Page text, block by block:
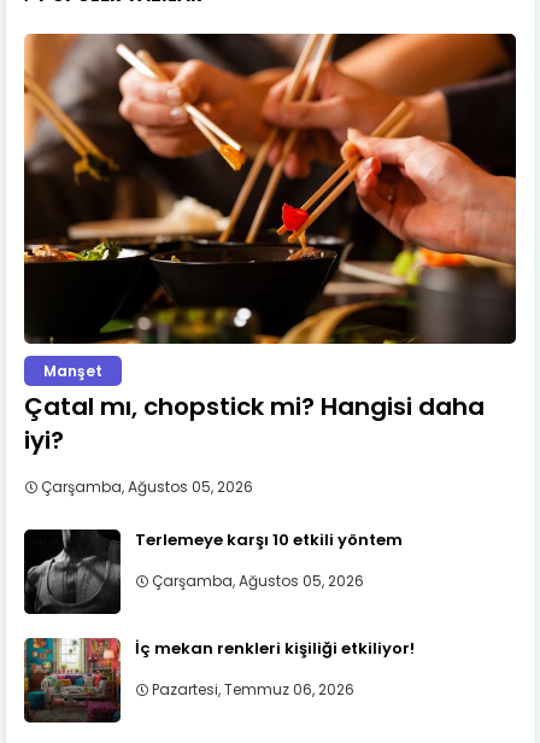
Manşet
Çatal mı, chopstick mi? Hangisi daha
iyi?
Çarşamba, Ağustos 05, 2026
Terlemeye karşı 10 etkili yöntem
Çarşamba, Ağustos 05, 2026
İç mekan renkleri kişiliği etkiliyor!
Pazartesi, Temmuz 06, 2026